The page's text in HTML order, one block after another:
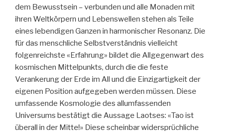
dem Bewusstsein – verbunden und alle Monaden mit
ihren Weltkörpern und Lebenswellen stehen als Teile
eines lebendigen Ganzen in harmonischer Resonanz. Die
für das menschliche Selbstverständnis vielleicht
folgenreichste «Erfahrung» bildet die Allgegenwart des
kosmischen Mittelpunkts, durch die die feste
Verankerung der Erde im All und die Einzigartigkeit der
eigenen Position aufgegeben werden müssen. Diese
umfassende Kosmologie des allumfassenden
Universums bestätigt die Aussage Laotses: «Tao ist
überall in der Mitte!» Diese scheinbar widersprüchliche